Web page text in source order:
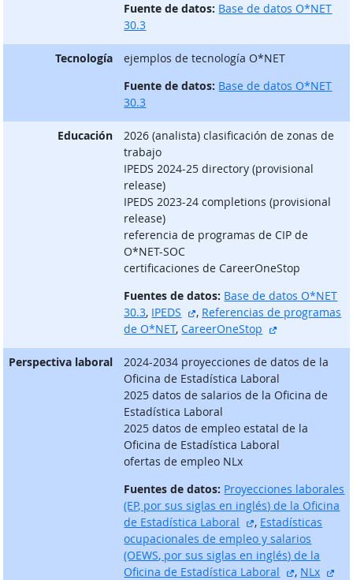
Fuente de datos: Base de datos O*NET
30.3
Tecnología
ejemplos de tecnología O*NET
Fuente de datos: Base de datos O*NET
30.3
Educación
2026 (analista) clasificación de zonas de
trabajo
IPEDS 2024-25 directory (provisional
release)
IPEDS 2023-24 completions (provisional
release)
referencia de programas de CIP de
O*NET-SOC
certificaciones de CareerOneStop
Fuentes de datos: Base de datos O*NET
30.3, IPEDS sitio externo
, Referencias de programas
de O*NET,CareerOneStop
Perspectiva laboral
2024-2034 proyecciones de datos de la
Oficina de Estadística Laboral
2025 datos de salarios de la Oficina de
Estadística Laboral
2025 datos de empleo estatal de la
Oficina de Estadística Laboral
ofertas de empleo NLx
Fuentes de datos: Proyecciones laborales
(EP, por sus siglas en inglés) de la Oficina
de Estadística Laboral
sitio externo
, Estadísticas
ocupacionales de empleo y salarios
(OEWS, por sus siglas en inglés) de la
Oficina de Estadística Laboral
sitio
, NLx